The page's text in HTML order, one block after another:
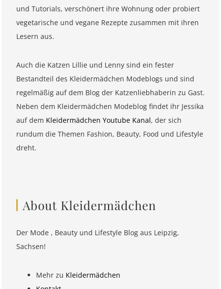
und Tutorials, verschönert ihre Wohnung oder probiert
vegetarische und vegane Rezepte zusammen mit ihren
Lesern aus.
Auch die Katzen Lillie und Lenny sind ein fester
Bestandteil des Kleidermädchen Modeblogs und sind
regelmäßig auf dem Blog der Katzenliebhaberin zu Gast.
Neben dem Kleidermädchen Modeblog findet ihr Jessika
auf dem Kleidermädchen Youtube Kanal, der sich
rundum die Themen Fashion, Beauty, Food und Lifestyle
dreht.
About Kleidermädchen
Der Mode , Beauty und Lifestyle Blog aus Leipzig,
Sachsen!
Mehr zu Kleidermädchen